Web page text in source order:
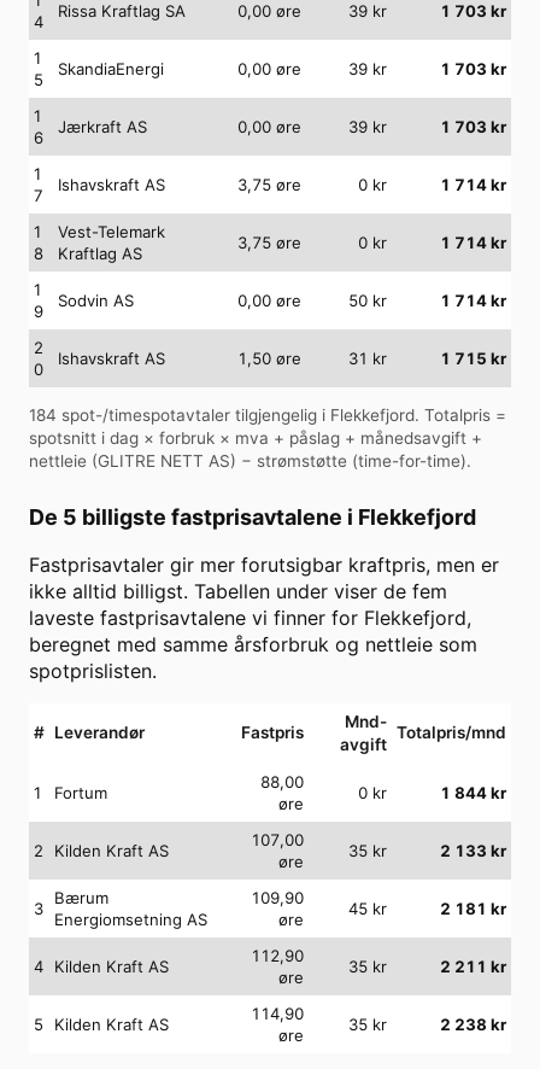
4
Rissa Kraftlag SA 0,00 øre 39 kr 1 703 kr
1
5
SkandiaEnergi 0,00 øre 39 kr 1 703 kr
1
6
Jærkraft AS 0,00 øre 39 kr 1 703 kr
1
7
Ishavskraft AS 3,75 øre 0 kr 1 714kr
1
8
Vest-Telemark
Kraftlag AS
3,75 øre 0 kr 1 714kr
1
9
Sodvin AS 0,00 øre 50 kr 1 714kr
2
0
Ishavskraft AS 1,50 øre 31 kr 1 715 kr
184 spot-/timespotavtaler tilgjengelig i Flekkefjord. Totalpris =
spotsnitt i dag × forbruk × mva + påslag + månedsavgift +
nettleie (GLITRE NETT AS) − strømstøtte (time-for-time).
De 5 billigste fastprisavtalene i Flekkefjord
Fastprisavtaler gir mer forutsigbar kraftpris, men er
ikke alltid billigst. Tabellen under viser de fem
laveste fastprisavtalene vi finner for Flekkefjord,
beregnet med samme årsforbruk og nettleie som
spotprislisten.
# Leverandør Fastpris
Mnd-
avgift
Totalpris/mnd
1 Fortum
88,00
øre
0 kr 1 844kr
2 Kilden Kraft AS
107,00
øre
35 kr 2 133 kr
3
Bærum
Energiomsetning AS
109,90
øre
45 kr 2 181 kr
4 Kilden Kraft AS
112,90
øre
35 kr 2 211 kr
5 Kilden Kraft AS
114,90
øre
35 kr 2 238 kr